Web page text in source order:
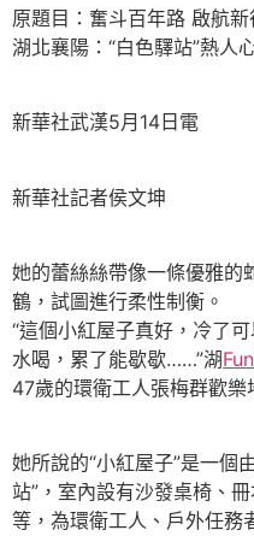
原題目：奮斗百年路 啟航新
湖北襄陽：“白色驛站”熱人
新華社武漢5月14日電
新華社記者侯文坤
她的蕾絲絲帶像一條優雅的
鶴，試圖進行柔性制衡。
“這個小紅屋子真好，冷了
水喝，累了能歇歇……”湖
47歲的環衛工人張梅群歡樂
她所說的“小紅屋子”是一個
站”，室內設有沙發桌椅、
等，為環衛工人、戶外任務